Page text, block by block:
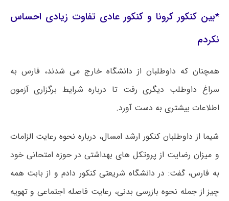
*بین کنکورکرونا و کنکور عادی تفاوت زیادی احساس
نکردم
همچنان که داوطلبان از دانشگاه خارج می شدند، فارس به
سراغ داوطلب دیگری رفت تا درباره شرایط برگزاری آزمون
اطلاعات بیشتری به دست آورد.
شیما از داوطلبان کنکور ارشد امسال، درباره نحوه رعایت الزامات
و میزان رضایت از پروتکل ‌های بهداشتی در حوزه امتحانی خود
به فارس، گفت: در دانشگاه شریعتی کنکور دادم و از بابت همه
چیز از جمله نحوه بازرسی بدنی، رعایت فاصله اجتماعی و تهویه